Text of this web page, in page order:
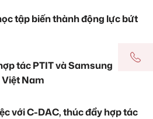
tập biến thành động lực bứt
tác PTIT và Samsung
Nam
với C-DAC, thúc đẩy hợp tác